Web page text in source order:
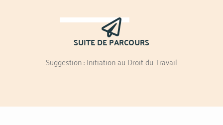
SUITE DE PARCOURS
Suggestion : Initiation au Droit du Travail